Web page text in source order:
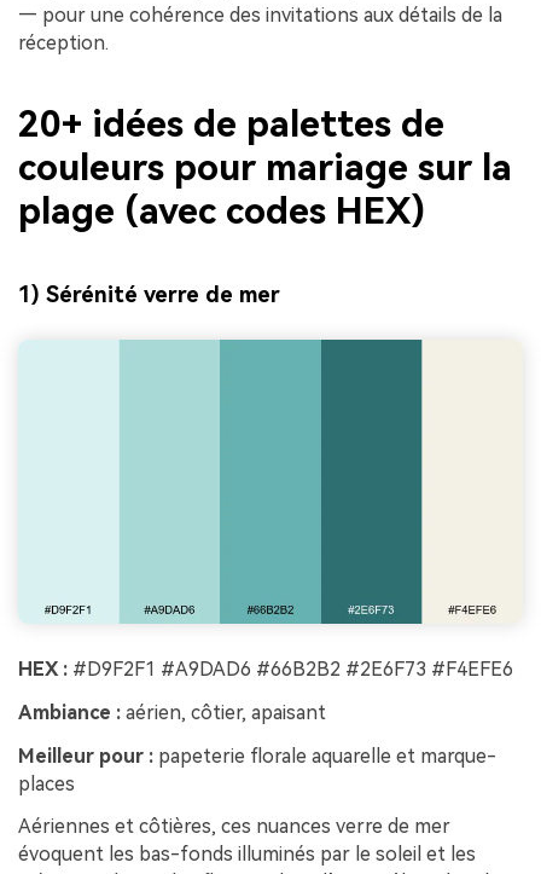
— pour une cohérence des invitations aux détails de la
réception.
20+ idées de palettes de
couleurs pour mariage sur la
plage (avec codes HEX)
1) Sérénité verre de mer
HEX : #D9F2F1 #A9DAD6 #66B2B2 #2E6F73 #F4EFE6
Ambiance : aérien, côtier, apaisant
Meilleur pour : papeterie florale aquarelle et marque-
places
Aériennes et côtières, ces nuances verre de mer
évoquent les bas-fonds illuminés par le soleil et les